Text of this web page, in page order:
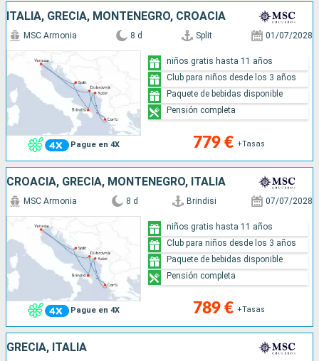
ITALIA, GRECIA, MONTENEGRO, CROACIA
Pague en 4X
MSC Armonia 8 d Split 01/07/2028
779 € +Tasas
niños gratis hasta 11 años
Club para niños desde los 3 años
Paquete de bebidas disponible
Pensión completa
CROACIA, GRECIA, MONTENEGRO, ITALIA
Pague en 4X
MSC Armonia 8 d Brindisi 07/07/2028
789 € +Tasas
niños gratis hasta 11 años
Club para niños desde los 3 años
Paquete de bebidas disponible
Pensión completa
GRECIA, ITALIA